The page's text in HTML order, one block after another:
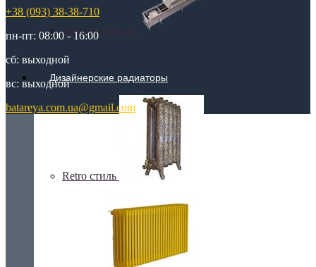
Электрические
Дизайнерские радиаторы
Retro стиль
+38 (093) 38-38-710
пн-пт: 08:00 - 16:00
сб: выходной
вс: выходной
batareya.com.ua@gmail.com